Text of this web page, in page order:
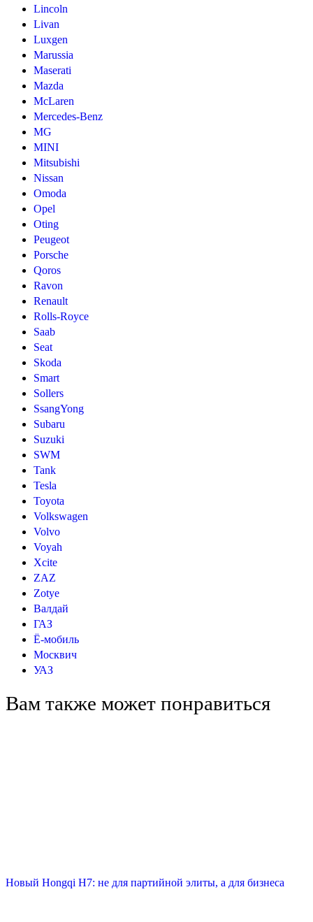
Lincoln
Livan
Luxgen
Marussia
Maserati
Mazda
McLaren
Mercedes-Benz
MG
MINI
Mitsubishi
Nissan
Omoda
Opel
Oting
Peugeot
Porsche
Qoros
Ravon
Renault
Rolls-Royce
Saab
Seat
Skoda
Smart
Sollers
SsangYong
Subaru
Suzuki
SWM
Tank
Tesla
Toyota
Volkswagen
Volvo
Voyah
Xcite
ZAZ
Zotye
Валдай
ГАЗ
Ё-мобиль
Москвич
УАЗ
Вам также может понравиться
Новый Hongqi H7: не для партийной элиты, а для бизнеса